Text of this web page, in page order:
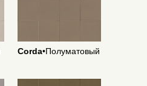
Corda•Полуматовый